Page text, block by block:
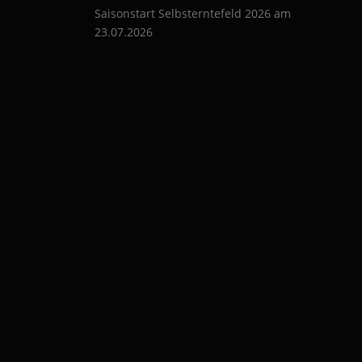
g
Saisonstart Selbsterntefeld 2026 am
23.07.2026